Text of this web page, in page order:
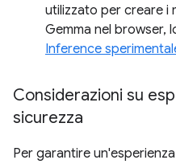
utilizzato per creare i
Gemma nel browser,
Inference
Considerazioni su
sicurezza
Per garantire